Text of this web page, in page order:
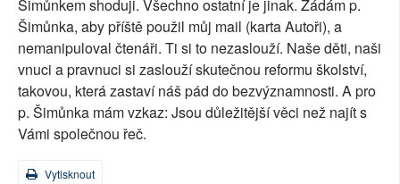
Šimůnkem shoduji. Všechno ostatní je jinak. Žádám p.
Šimůnka, aby příště použil můj mail (karta Autoři), a
nemanipuloval čtenáři. Ti si to nezaslouží. Naše děti, naši
vnuci a pravnuci si zaslouží skutečnou reformu školství,
takovou, která zastaví náš pád do bezvýznamnosti. A pro
p. Šimůnka mám vzkaz: Jsou důležitější věci než najít s
Vámi společnou řeč.
Vytisknout